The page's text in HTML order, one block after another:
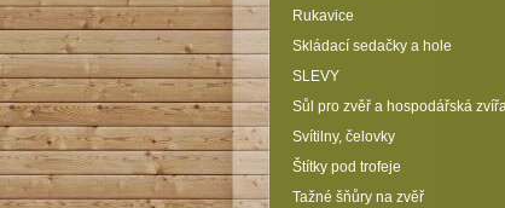
Rukavice
Skládací sedačky a hole
SLEVY
Sůl pro zvěř a hospodářská
Svítilny, čelovky
Štítky pod trofeje
Tažné šňůry na zvěř